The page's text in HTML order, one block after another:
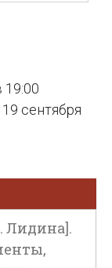
19:00
сентября
Лидина].